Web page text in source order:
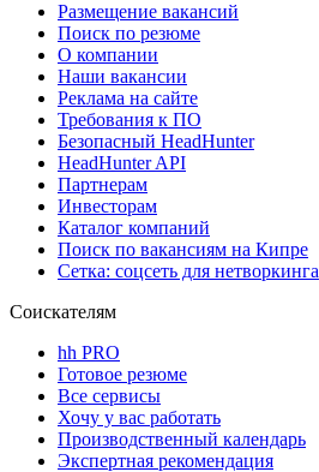
Размещение вакансий
Поиск по резюме
О компании
Наши вакансии
Реклама на сайте
Требования к ПО
Безопасный HeadHunter
HeadHunter API
Партнерам
Инвесторам
Каталог компаний
Поиск по вакансиям на Кипре
Сетка: соцсеть для нетворкинга
Соискателям
hh PRO
Готовое резюме
Все сервисы
Хочу у вас работать
Производственный календарь
Экспертная рекомендация